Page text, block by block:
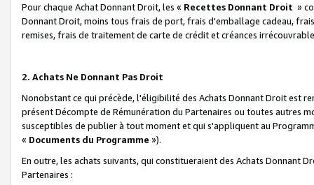
Pour chaque Achat Donnant Droit, les « Recettes Donnant Droit »
Donnant Droit, moins tous frais de port, frais d'emballage cadeau,
remises, frais de traitement de carte de crédit et créances
2. Achats Ne Donnant Pas Droit
Nonobstant ce qui précède, l'éligibilité des Achats Donnant Droit est
présent Décompte de Rémunération du Partenaires ou toutes autres
susceptibles de publier à tout moment et qui s'appliquent au
« Documents du Programme »).
En outre, les achats suivants, qui constitueraient des Achats Donnant
Partenaires :